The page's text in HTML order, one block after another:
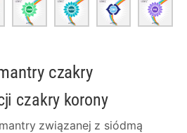
czakry
czakry korony
związanej z siódmą